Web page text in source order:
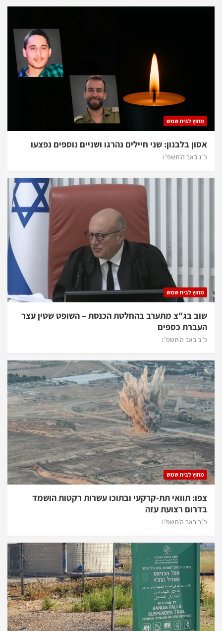
מחוץ לבית שמש
אסון בלבנון: שני חיילים נהרגו ושניים נוספים נפצעו
כ״ג באב ה׳תשפ״ו
מחוץ לבית שמש
שוב בג"צ מתערב בהחלטת הכנסת – השופט שטין עצר
העברת כספים
כ״ב באב ה׳תשפ״ו
מחוץ לבית שמש
צפו: תוואי תת-קרקעי ובתוכו עשרות רקטות הושמד
בדרום רצועת עזה
כ״ב באב ה׳תשפ״ו